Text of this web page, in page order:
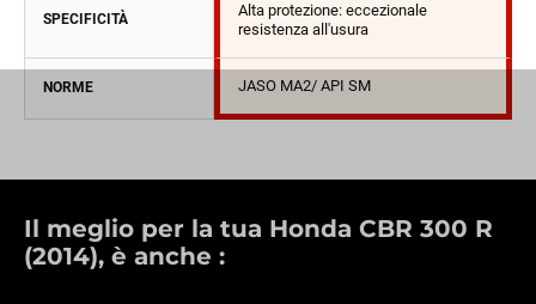
SPECIFICITÀ
Alta protezione: eccezionale
resistenza all'usura
NORME JASO MA2/ API SM
Il meglio per la tua Honda CBR 300 R
(2014), è anche :